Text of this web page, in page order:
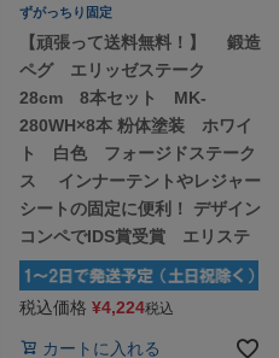
ずがっちり固定
【頑張って送料無料！】 鍛造
ペグ エリッゼステーク
28cm 8本セット MK-
280WH×8本 粉体塗装 ホワイ
ト 白色 フォージドステーク
ス インナーテントやレジャー
シートの固定に便利！ デザイン
コンペでIDS賞受賞 エリステ
税込価格 ¥4,224税込
カートに入れる